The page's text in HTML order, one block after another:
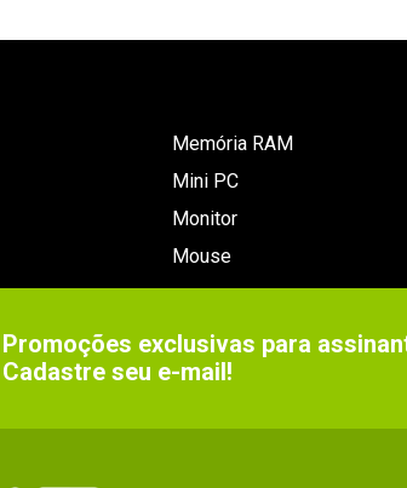
Memória RAM
Mini PC
Monitor
Mouse
Promoções exclusivas para
Cadastre seu e-mail!